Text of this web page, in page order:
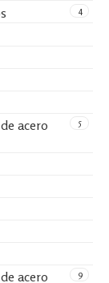
4
5
acero
9
acero